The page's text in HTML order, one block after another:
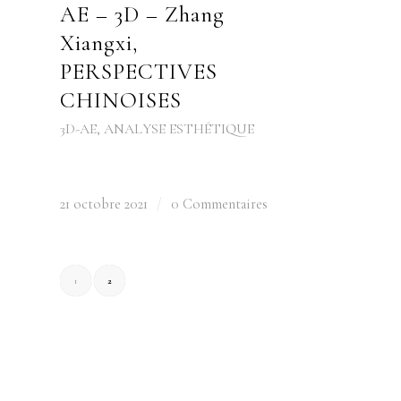
AE – 3D – Zhang
Xiangxi,
PERSPECTIVES
CHINOISES
3D-AE, ANALYSE ESTHÉTIQUE
21 octobre 2021 0 Commentaires
1 2